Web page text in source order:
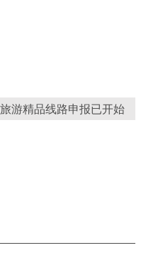
游精品线路申报已开始